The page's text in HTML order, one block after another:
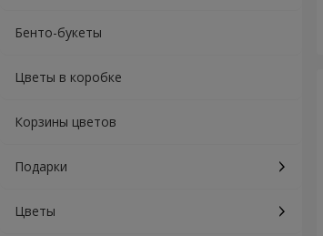
Бенто-букеты
Цветы в коробке
Корзины цветов
Подарки
Цветы